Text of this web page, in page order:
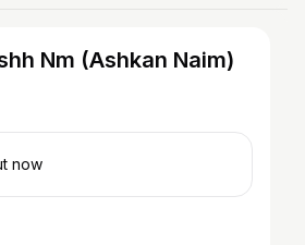
Nm (Ashkan Naim)
now